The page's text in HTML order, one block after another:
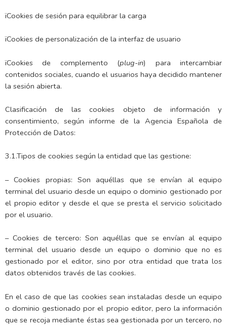
ïCookies de sesión para equilibrar la carga
ïCookies de personalización de la interfaz de usuario
ïCookies de complemento (plug-in) para intercambiar
contenidos sociales, cuando el usuarios haya decidido mantener
la sesión abierta.
Clasificación de las cookies objeto de información y
consentimiento, según informe de la Agencia Española de
Protección de Datos:
3.1.Tipos de cookies según la entidad que las gestione:
– Cookies propias: Son aquéllas que se envían al equipo
terminal del usuario desde un equipo o dominio gestionado por
el propio editor y desde el que se presta el servicio solicitado
por el usuario.
– Cookies de tercero: Son aquéllas que se envían al equipo
terminal del usuario desde un equipo o dominio que no es
gestionado por el editor, sino por otra entidad que trata los
datos obtenidos través de las cookies.
En el caso de que las cookies sean instaladas desde un equipo
o dominio gestionado por el propio editor, pero la información
que se recoja mediante éstas sea gestionada por un tercero, no